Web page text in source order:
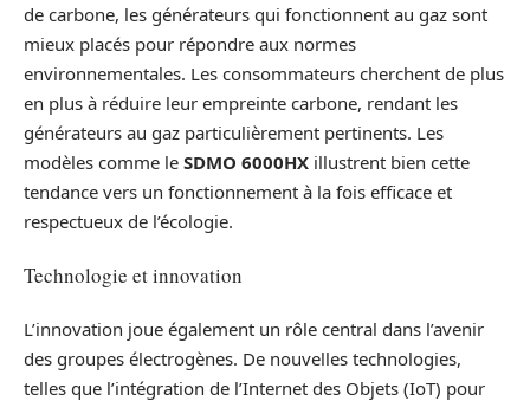
de carbone, les générateurs qui fonctionnent au gaz sont
mieux placés pour répondre aux normes
environnementales. Les consommateurs cherchent de plus
en plus à réduire leur empreinte carbone, rendant les
générateurs au gaz particulièrement pertinents. Les
modèles comme le SDMO 6000HX illustrent bien cette
tendance vers un fonctionnement à la fois efficace et
respectueux de l’écologie.
Technologie et innovation
L’innovation joue également un rôle central dans l’avenir
des groupes électrogènes. De nouvelles technologies,
telles que l’intégration de l’Internet des Objets (IoT) pour